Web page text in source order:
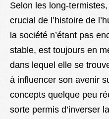
Selon les long-
crucial de l’histoire de
la société n’étant pas
stable, est toujours en
dans lequel elle se
à influencer son avenir
concepts quelque peu
sorte permis d’inverser